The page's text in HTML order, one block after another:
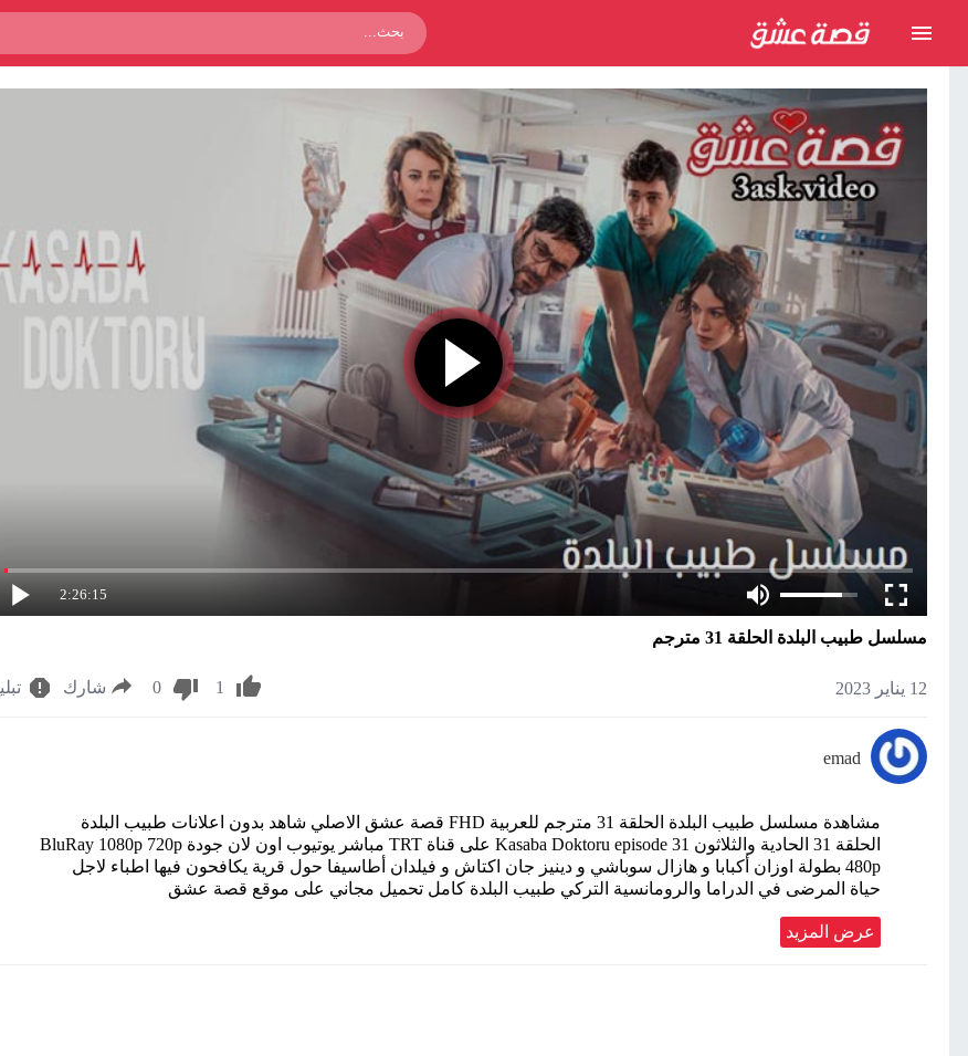
2:26:15
مسلسل طبيب البلدة الحلقة 31 مترجم
12 يناير 2023 1
0 شارك
emad
مشاهدة مسلسل طبيب البلدة الحلقة 31 مترجم للعربية FHD قصة عشق الاصلي شاهد بدون اعلانات طبيب البلدة
الحلقة 31 الحادية والثلاثون Kasaba Doktoru episode 31 على قناة TRT مباشر يوتيوب اون لان جودة BluRay 1080p 720p
480p بطولة اوزان أكبابا و هازال سوباشي و دينيز جان اكتاش و فيلدان أطاسيفا حول قرية يكافحون فيها اطباء لاجل
حياة المرضى في الدراما والرومانسية التركي طبيب البلدة كامل تحميل مجاني على موقع قصة عشق
عرض المزيد